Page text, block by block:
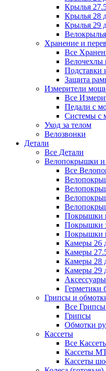
Крылья
Крылья 28
Крылья 29
Хранение и
Все
Велочехлы
Подставки
Защита
Измерители
Все
Педали с
Системы с
Уход за телом
Велозвонки
Детали
Все Детали
Велопокрышки и
Все
Покрышки
Покрышки
Покрышки
Камеры 26
Камеры
Камеры 28
Камеры 29
Герметики
Грипсы и
Все
Грипсы
Обмотки
Кассеты
Все
Кассеты
Кассеты